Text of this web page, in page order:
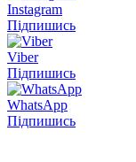
Instagram
Підпишись
Viber
Підпишись
WhatsApp
Підпишись